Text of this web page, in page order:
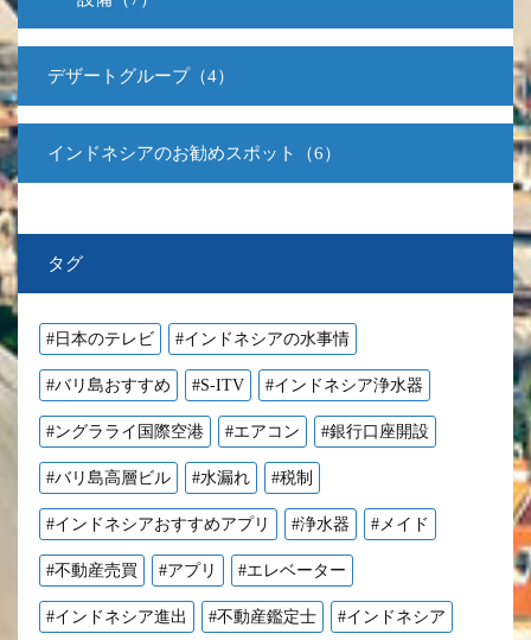
デザートグループ（4）
インドネシアのお勧めスポット（6）
タグ
#日本のテレビ #インドネシアの水事情
#バリ島おすすめ #S-ITV #インドネシア浄水器
#ングラライ国際空港 #エアコン #銀行口座開設
#バリ島高層ビル #水漏れ #税制
#インドネシアおすすめアプリ #浄水器 #メイド
#不動産売買 #アプリ #エレベーター
#インドネシア進出 #不動産鑑定士 #インドネシア